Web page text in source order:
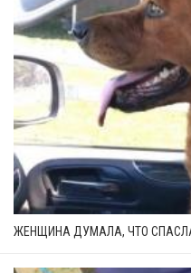
ЖЕНЩИНА ДУМАЛА, ЧТО